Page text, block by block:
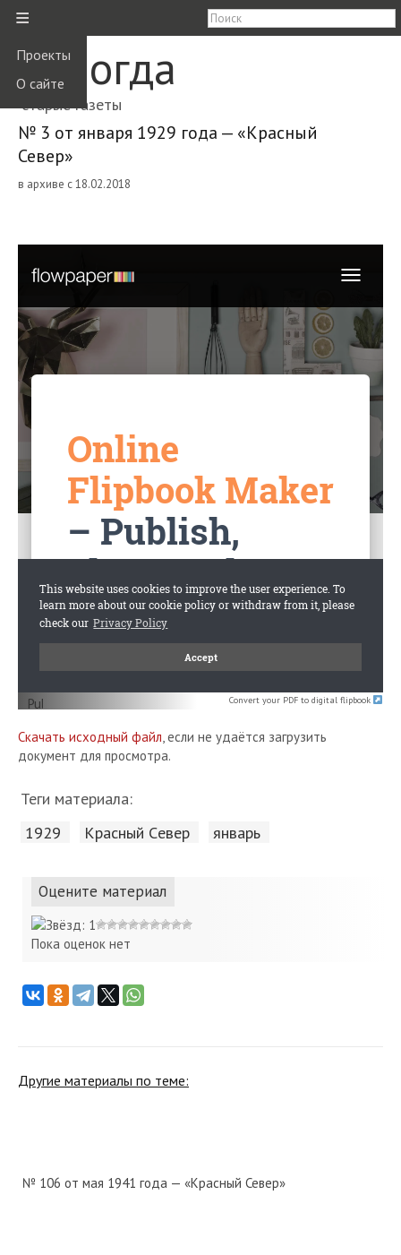
≡
Проекты
О сайте
Вологда
старые газеты
№ 3 от января 1929 года — «Красный
Север»
в архиве с 18.02.2018
Convert your PDF to digital flipbook
Скачать исходный файл, если не удаётся загрузить
документ для просмотра.
Теги материала:
1929 Красный Cевер январь
Оцените материал
Пока оценок нет
Другие материалы по теме:
№ 106 от мая 1941 года — «Красный Север»